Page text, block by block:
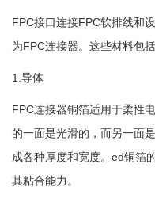
FPC接口连接FPC软排线和
为FPC连接器。这些材料包
1.导体
FPC连接器铜箔适用于柔性
的一面是光滑的，而另一面
成各种厚度和宽度。ed铜箔
其粘合能力。